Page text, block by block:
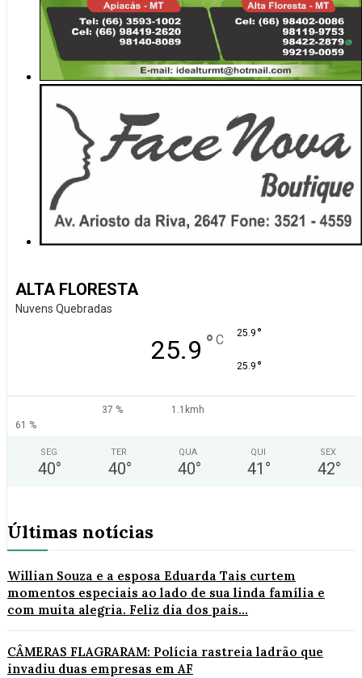
ALTA FLORESTA
Nuvens Quebradas
25.9 ° C 25.9 °
25.9 °
37 %
1.1kmh
61 %
SEG
40°
TER
40°
QUA
40°
QUI
41 °
SEX
42°
Últimas notícias
Willian Souza e a esposa Eduarda Tais curtem
momentos especiais ao lado de sua linda família e
com muita alegria. Feliz dia dos pais...
CÂMERAS FLAGRARAM: Polícia rastreia ladrão que
invadiu duas empresas em AF